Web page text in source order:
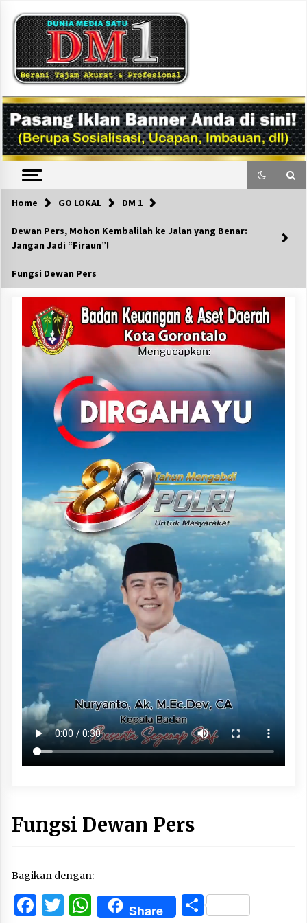
content
DM1
Home GO LOKAL DM 1
Dewan Pers, Mohon Kembalilah ke Jalan yang Benar:
Jangan Jadi “Firaun”!
Fungsi Dewan Pers
Fungsi Dewan Pers
Bagikan dengan:
Facebook
Twitter
WhatsApp
Share Share